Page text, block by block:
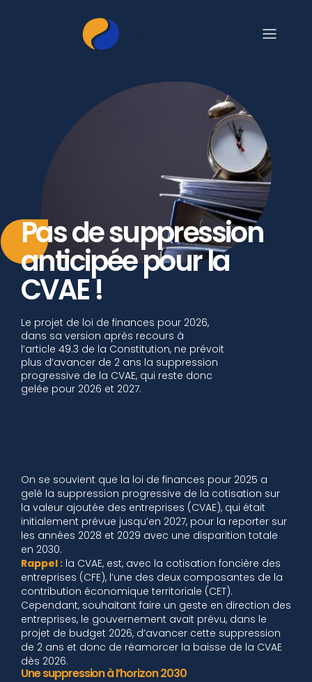
Pas de suppression
anticipée pour la
CVAE !
Le projet de loi de finances pour 2026,
dans sa version après recours à
l’article 49.3 de la Constitution, ne prévoit
plus d’avancer de 2 ans la suppression
progressive de la CVAE, qui reste donc
gelée pour 2026 et 2027.
On se souvient que la loi de finances pour 2025 a
gelé la suppression progressive de la cotisation sur
la valeur ajoutée des entreprises (CVAE), qui était
initialement prévue jusqu’en 2027, pour la reporter sur
les années 2028 et 2029 avec une disparition totale
en 2030.
Rappel : la CVAE, est, avec la cotisation foncière des
entreprises (CFE), l’une des deux composantes de la
contribution économique territoriale (CET).
Cependant, souhaitant faire un geste en direction des
entreprises, le gouvernement avait prévu, dans le
projet de budget 2026, d’avancer cette suppression
de 2 ans et donc de réamorcer la baisse de la CVAE
dès 2026.
Une suppression à l’horizon 2030